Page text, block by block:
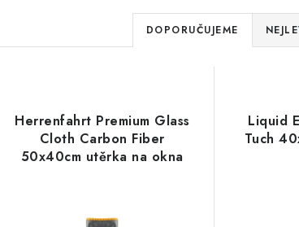
Ř
a
e
n
DOPORUČUJEME
Herrenfahrt Premium Glass
Cloth Carbon Fiber
50x40cm utěrka na okna
Liquid
Tuch